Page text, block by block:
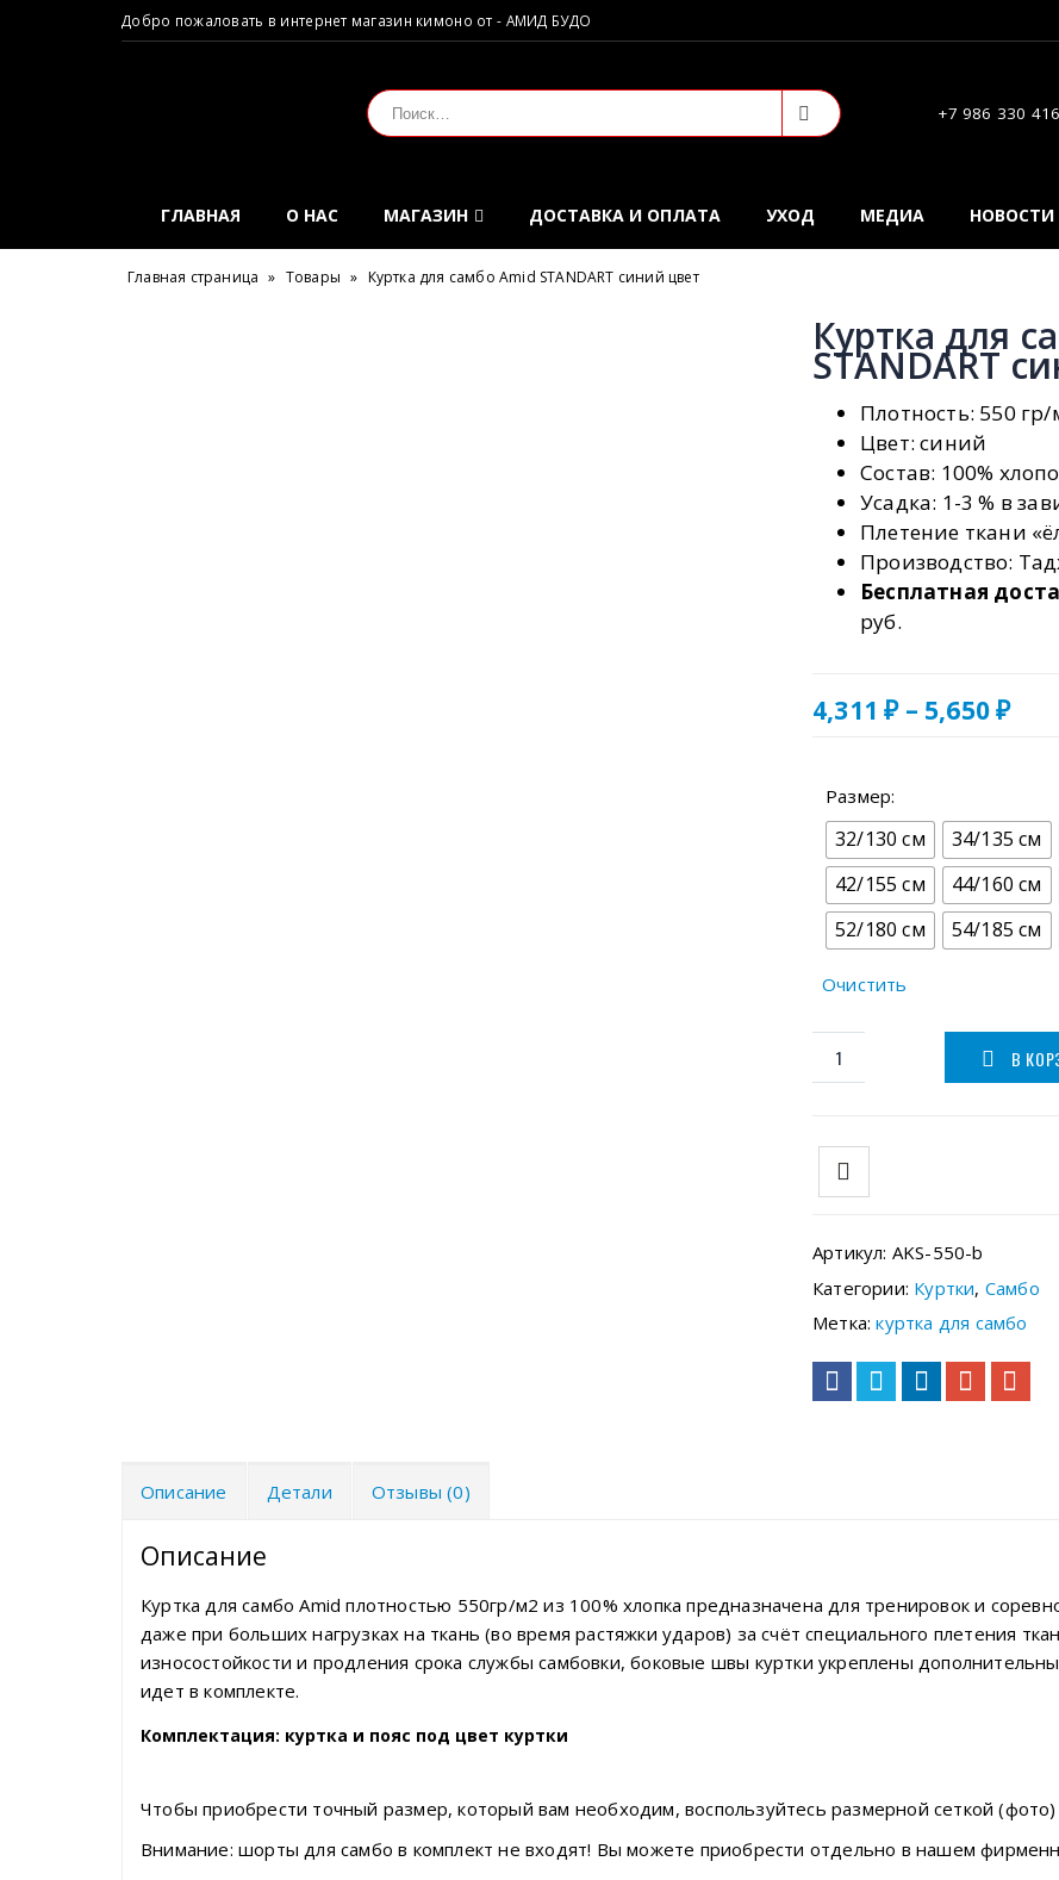
Добро пожаловать в интернет магазин кимоно от - АМИД БУДО
+7 986 330
ГЛАВНАЯ О НАС МАГАЗИН ДОСТАВКА И ОПЛАТА УХОД МЕДИА НОВОСТИ
Главная страница » Товары » Куртка для самбо Amid STANDART синий цвет
Куртка для
STANDART
Плотность: 550 гр/
Цвет: синий
Состав: 100%
Усадка: 1-3 % в
Плетение ткани
Производство:
Бесплатная
руб.
4,311 ₽ – 5,650₽
Размер:
32/130 см 34/135 см
42/155 см
44/160 см
52/180 см
54/185 см
Очистить
В
Артикул: AKS-550-b
Категории: Куртки, Самбо
Метка:куртка для самбо
Описание Детали Отзывы (0)
Описание
Куртка для самбо Amid плотностью 550гр/м2 из 100% хлопка предназначена для тренировок и
даже при больших нагрузках на ткань (во время растяжки ударов) за счёт специального плетения
износостойкости и продления срока службы самбовки, боковые швы куртки укреплены
идет в комплекте.
Комплектация: куртка и пояс под цвет куртки
Чтобы приобрести точный размер, который вам необходим, воспользуйтесь размерной сеткой (фото)
Внимание: шорты для самбо в комплект не входят! Вы можете приобрести отдельно в нашем